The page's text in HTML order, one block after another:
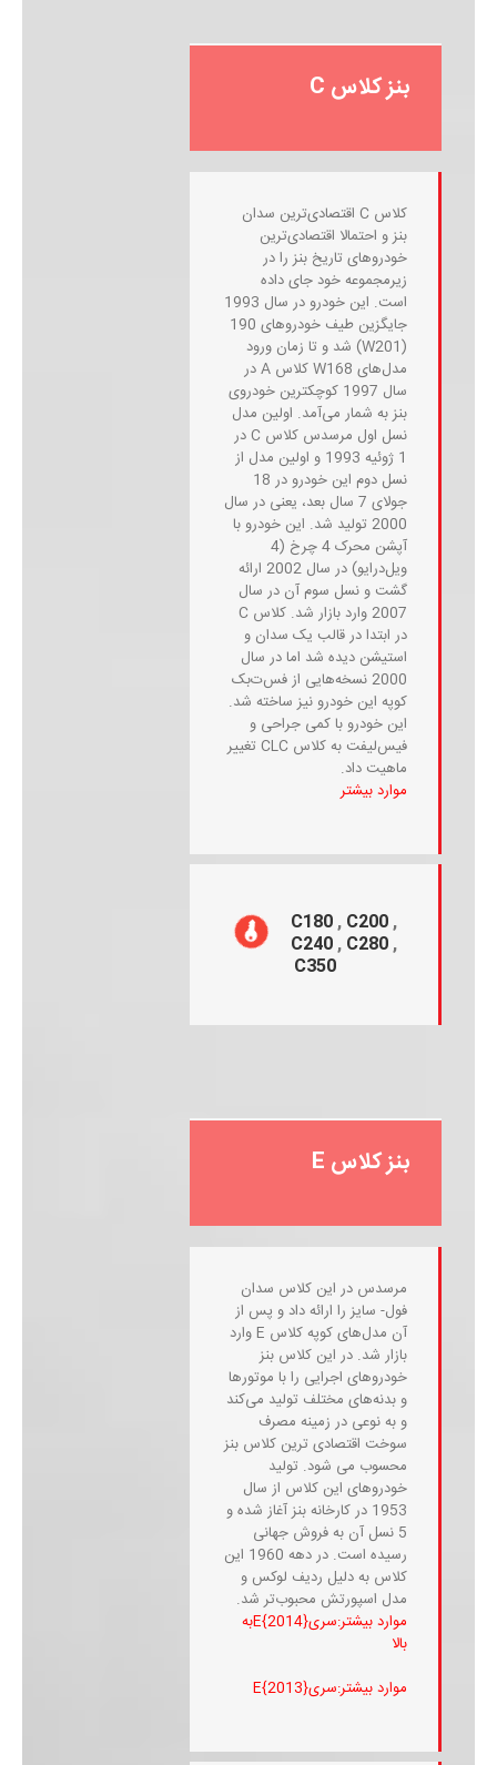
بنز کلاس C
کلاس C اقتصادی‌ترین سدان
بنز و احتمالا اقتصادی‌ترین
خودروهای تاریخ بنز را در
زیرمجموعه خود جای داده
است. این خودرو در سال 1993
جایگزین طیف خودروهای 190
(W201) شد و تا زمان ورود
مدل‌های W168 کلاس A در
سال 1997 کوچکترین خودروی
بنز به شمار می‌آمد. اولین مدل
نسل اول مرسدس کلاس C در
1 ژوئیه 1993 و اولین مدل از
نسل دوم این خودرو در 18
جولای 7 سال بعد، یعنی در سال
2000 تولید شد. این خودرو با
آپشن محرک 4 چرخ (4
ویل‌درایو) در سال 2002 ارائه
گشت و نسل سوم آن در سال
2007 وارد بازار شد. کلاس C
در ابتدا در قالب یک سدان و
استیشن دیده شد اما در سال
2000 نسخه‌هایی از فس‌ت‌بک
کوپه این خودرو نیز ساخته شد.
این خودرو با کمی جراحی و
فیس‌لیفت به کلاس CLC تغییر
ماهیت داد.
موارد بیشتر
C180, C200,
C240, C280,
C350
بنز کلاس E
مرسدس در این کلاس سدان
فول- سایز را ارائه داد و پس از
آن مدل‌های کوپه کلاس E وارد
بازار شد. در این کلاس بنز
خودروهای اجرایی را با موتورها
و بدنه‌های مختلف تولید می‌کند
و به نوعی در زمینه مصرف
سوخت اقتصادی ترین کلاس بنز
محسوب می شود. تولید
خودروهای این کلاس از سال
1953 در کارخانه بنز آغاز شده و
5 نسل آن به فروش جهانی
رسیده است. در دهه 1960 این
کلاس به دلیل ردیف لوکس و
مدل اسپورتش محبوب‌تر شد.
موارد بیشتر:سری{E{2014به
بالا
موارد بیشتر:سری{E{2013